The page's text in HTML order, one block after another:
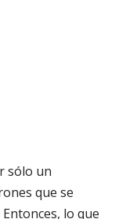
sólo un
que se
lo que